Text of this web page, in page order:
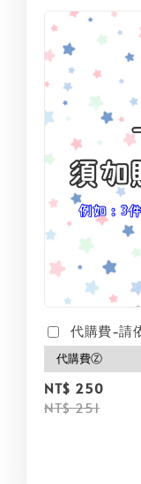
代購費-請
NT$ 250
NT$ 251